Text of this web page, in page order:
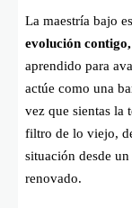
La maestría bajo
evolución
aprendido para
actúe como una
vez que sientas la
filtro de lo viejo,
situación desde
renovado.